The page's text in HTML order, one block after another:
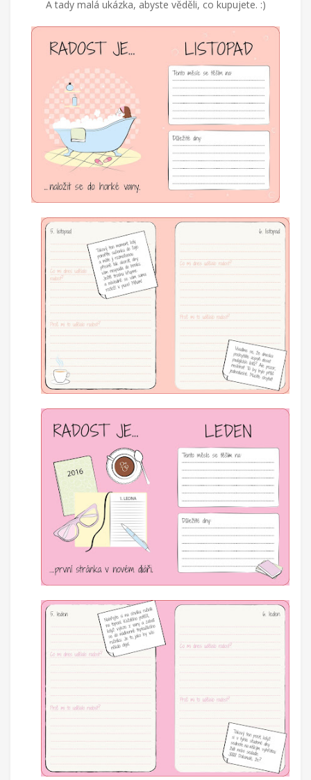
A tady malá ukázka, abyste věděli, co kupujete. :)